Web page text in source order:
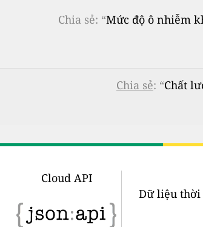
Chia sẻ: “Mức độ ô nhiễm
Chia sẻ: “Chất
Cloud API
Dữ liệu thời